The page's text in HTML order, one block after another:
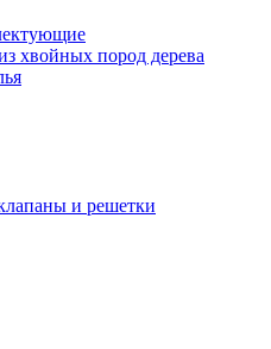
хвойных пород дерева
и решетки